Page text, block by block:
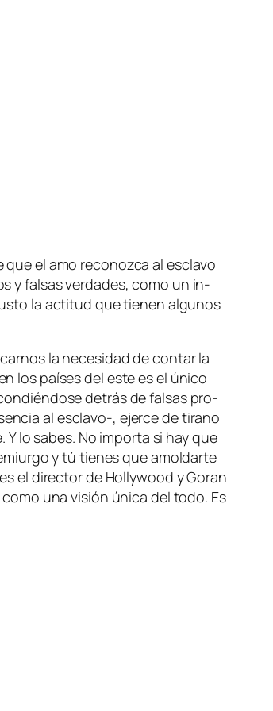
el amo re­co­noz­ca al es­cla­vo
y fal­sas ver­da­des, co­mo un in­
la ac­ti­tud que tie­nen al­gu­nos
la ne­ce­si­dad de con­tar la
los paí­ses del es­te es el úni­co
de­trás de fal­sas pro­
al esclavo‑, ejer­ce de ti­rano
lo sa­bes. No im­por­ta si hay que
y tú tie­nes que amol­dar­te
el di­rec­tor de Hollywood y Goran
una vi­sión úni­ca del to­do. Es